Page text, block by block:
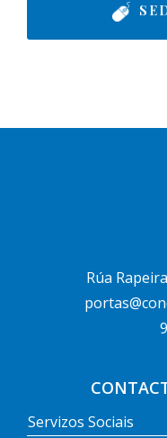
Rúa
Servizos Sociais